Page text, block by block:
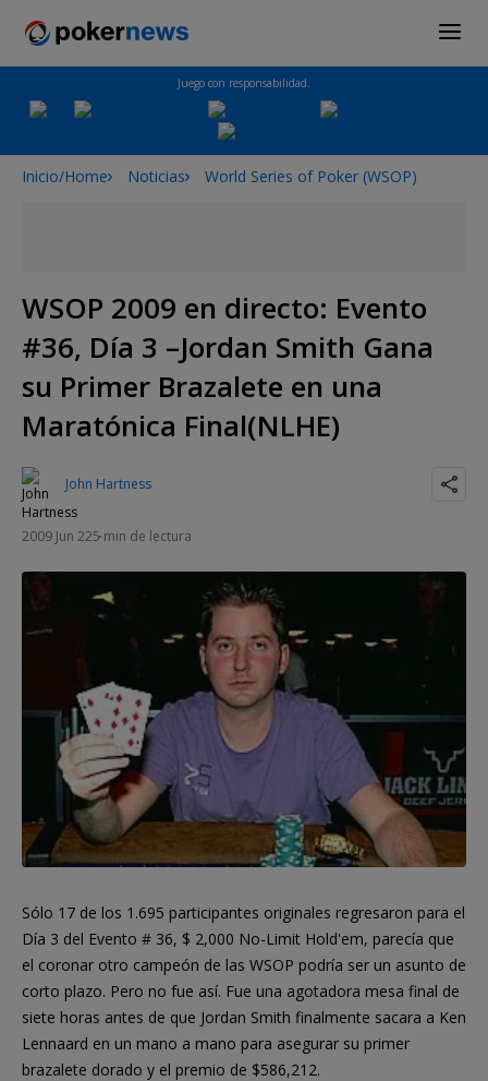
Juego con responsabilidad.
Inicio/Home Noticias World Series of Poker (WSOP)
WSOP 2009 en directo: Evento
#36, Día 3 –Jordan Smith Gana
su Primer Brazalete en una
Maratónica Final(NLHE)
John Hartness
2009 Jun 225 min de lectura
Sólo 17 de los 1.695 participantes originales regresaron para el
Día 3 del Evento # 36, $ 2,000 No-Limit Hold'em, parecía que
el coronar otro campeón de las WSOP podría ser un asunto de
corto plazo. Pero no fue así. Fue una agotadora mesa final de
siete horas antes de que Jordan Smith finalmente sacara a Ken
Lennaard en un mano a mano para asegurar su primer
brazalete dorado y el premio de $586,212.